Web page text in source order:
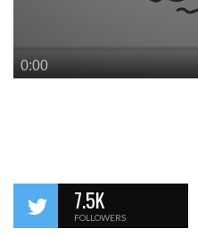
7.5K
FOLLOWERS